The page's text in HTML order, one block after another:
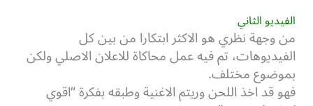
الفيديو الثاني
من وجهة نظري هو الاكثر ابتكارا من بين كل
الفيديوهات، تم فيه عمل محاكاة للاعلان الاصلي ولكن
بموضوع مختلف.
فهو قد اخذ اللحن وريتم الاغنية وطبقه بفكرة “اقوي